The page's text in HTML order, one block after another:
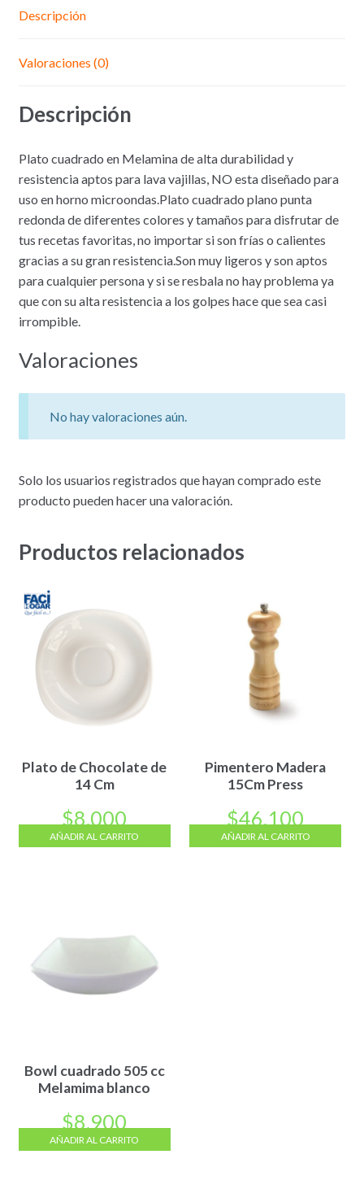
Descripción
Valoraciones (0)
Descripción
Plato cuadrado en Melamina de alta durabilidad y
resistencia aptos para lava vajillas, NO esta diseñado para
uso en horno microondas.Plato cuadrado plano punta
redonda de diferentes colores y tamaños para disfrutar de
tus recetas favoritas, no importar si son frías o calientes
gracias a su gran resistencia.Son muy ligeros y son aptos
para cualquier persona y si se resbala no hay problema ya
que con su alta resistencia a los golpes hace que sea casi
irrompible.
Valoraciones
No hay valoraciones aún.
Solo los usuarios registrados que hayan comprado este
producto pueden hacer una valoración.
Productos relacionados
Plato de Chocolate de
14 Cm
$8.000
AÑADIR AL CARRITO
Pimentero Madera
15Cm Press
$46.100
AÑADIR AL CARRITO
Bowl cuadrado 505 cc
Melamima blanco
$8.900
AÑADIR AL CARRITO